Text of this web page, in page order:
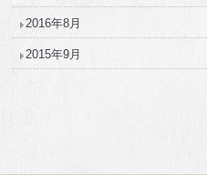
2016年8月
2015年9月